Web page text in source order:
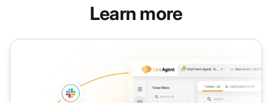
Learn more
客户代表